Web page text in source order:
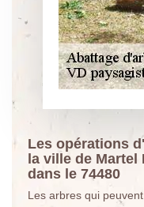
Les opérations
la ville de
dans le 74480
Les arbres qui